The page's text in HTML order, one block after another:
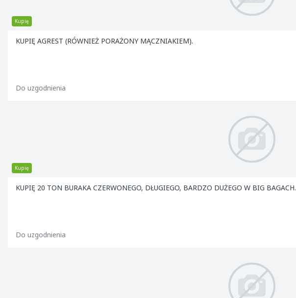
Kupię
KUPIĘ AGREST (RÓWNIEŻ PORAŻONY MĄCZNIAKIEM).
Do uzgodnienia
Kupię
KUPIĘ 20 TON BURAKA CZERWONEGO, DŁUGIEGO, BARDZO DUŻEGO W BIG BAGACH.
Do uzgodnienia